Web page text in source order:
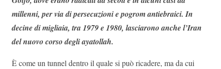
millenni, per via di persecuzioni e pogrom antiebraici. In
decine di migliaia, tra 1979 e 1980, lasciarono anche l’Iran
del nuovo corso degli ayatollah.
È come un tunnel dentro il quale si può ricadere, ma da cui